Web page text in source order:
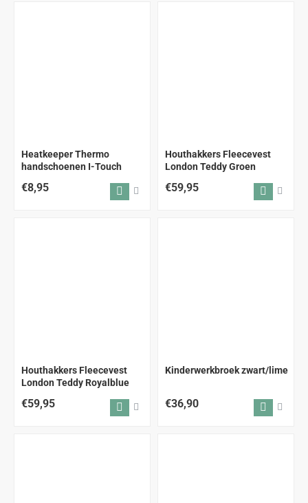
Heatkeeper Thermo
handschoenen I-Touch
€8,95
Houthakkers Fleecevest
London Teddy Groen
€59,95
Houthakkers Fleecevest
London Teddy Royalblue
€59,95
Kinderwerkbroek zwart/lime
€36,90